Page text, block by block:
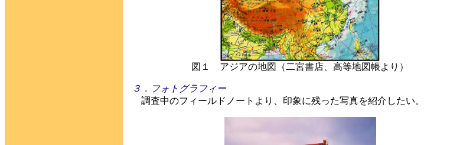
図１ アジアの地図（二宮書店、高等地図帳より）
３．フォトグラフィー
調査中のフィールドノートより、印象に残った写真を紹介したい。